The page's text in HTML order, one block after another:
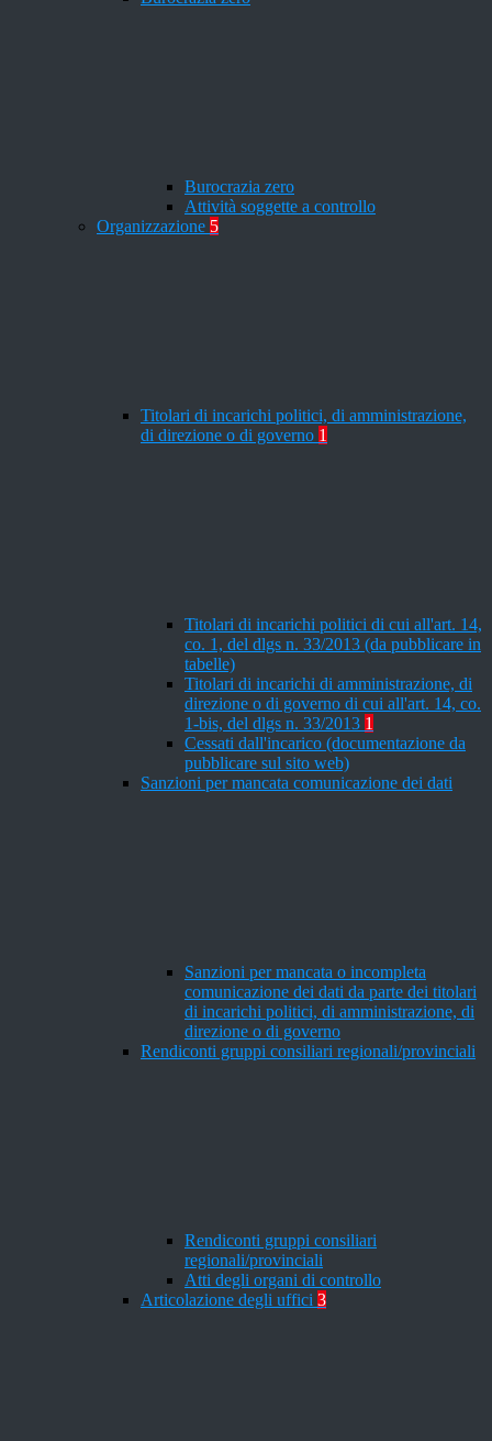
Burocrazia zero
Attività soggette a controllo
Organizzazione 5
Titolari di incarichi politici, di amministrazione,
di direzione o di governo 1
Titolari di incarichi politici di cui all'art. 14,
co. 1, del dlgs n. 33/2013 (da pubblicare in
tabelle)
Titolari di incarichi di amministrazione, di
direzione o di governo di cui all'art. 14, co.
1-bis, del dlgs n. 33/2013 1
Cessati dall'incarico (documentazione da
pubblicare sul sito web)
Sanzioni per mancata comunicazione dei dati
Sanzioni per mancata o incompleta
comunicazione dei dati da parte dei titolari
di incarichi politici, di amministrazione, di
direzione o di governo
Rendiconti gruppi consiliari regionali/provinciali
Rendiconti gruppi consiliari
regionali/provinciali
Atti degli organi di controllo
Articolazione degli uffici 3